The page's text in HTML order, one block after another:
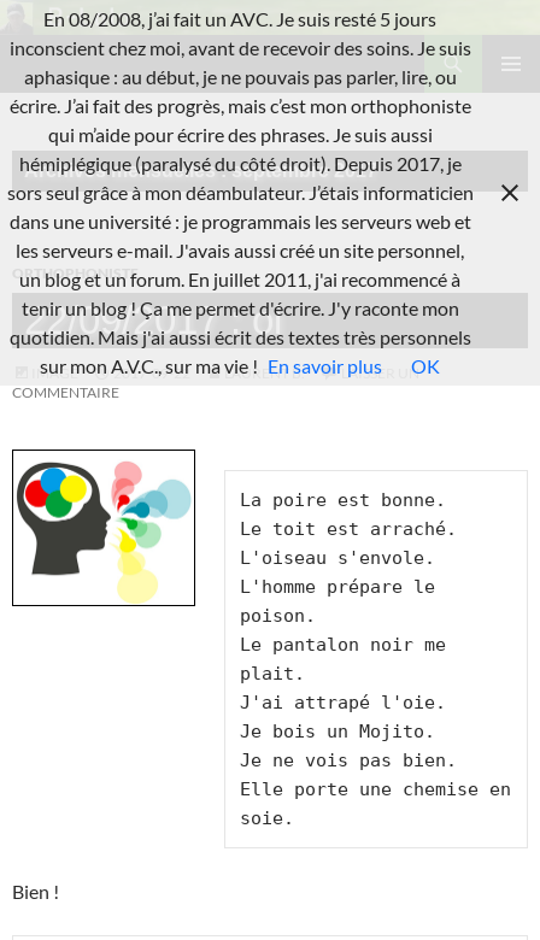
au
contenu
L'A.V.C.
Recherche
Archives mensuelles : septembre 2017
ORTHOPHONISTE
22/09/2017 : oi
IMAGE 2017-09-22 LAURENT B.
LAISSER UN
COMMENTAIRE
La poire est bonne.
Le toit est arraché.
L'oiseau s'envole.
L'homme prépare le
poison.
Le pantalon noir me
plait.
J'ai attrapé l'oie.
Je bois un Mojito.
Je ne vois pas bien.
Elle porte une chemise en
Bien !
En 08/2008, j’ai fait un AVC. Je suis resté 5 jours
inconscient chez moi, avant de recevoir des soins. Je suis
aphasique : au début, je ne pouvais pas parler, lire, ou
écrire. J’ai fait des progrès, mais c’est mon orthophoniste
qui m’aide pour écrire des phrases. Je suis aussi
hémiplégique (paralysé du côté droit). Depuis 2017, je
sors seul grâce à mon déambulateur. J’étais informaticien
dans une université : je programmais les serveurs web et
les serveurs e-mail. J'avais aussi créé un site personnel,
un blog et un forum. En juillet 2011, j'ai recommencé à
tenir un blog ! Ça me permet d'écrire. J'y raconte mon
quotidien. Mais j'ai aussi écrit des textes très personnels
sur mon A.V.C., sur ma vie ! En savoir plus OK